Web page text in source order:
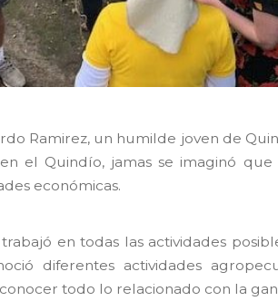
Ramirez, un humilde joven de
el Quindío, jamas se imaginó
económicas.
en todas las actividades
diferentes actividades
todo lo relacionado con la